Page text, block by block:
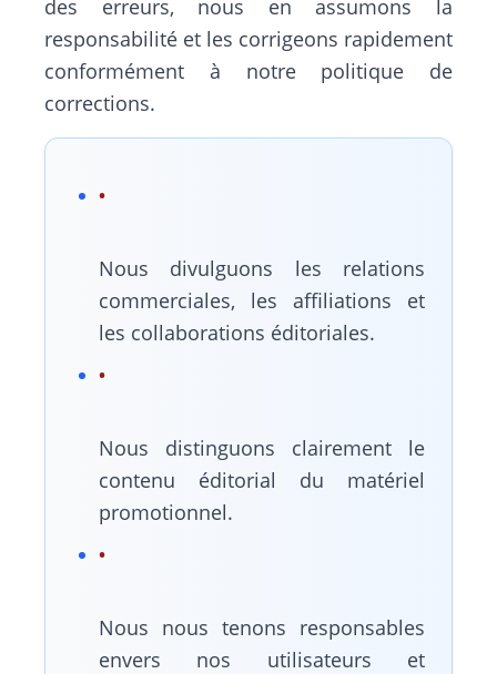
des erreurs, nous en assumons la
responsabilité et les corrigeons rapidement
conformément à notre politique de
corrections.
Nous divulguons les relations
commerciales, les affiliations et
les collaborations éditoriales.
Nous distinguons clairement le
contenu éditorial du matériel
promotionnel.
Nous nous tenons responsables
envers nos utilisateurs et